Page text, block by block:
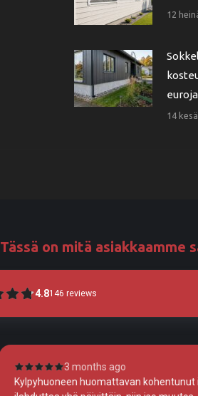
12
14
Tässä on mitä asiakkaamme
4.8146 reviews
4 months ago
Homma toimi kuin junan vessa!